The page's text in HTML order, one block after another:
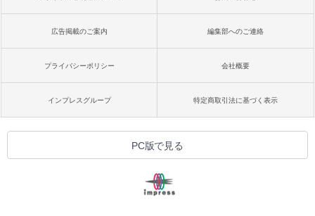
広告掲載のご案内 編集部へのご連絡
プライバシーポリシー 会社概要
インプレスグループ 特定商取引法に基づく表示
PC版で見る